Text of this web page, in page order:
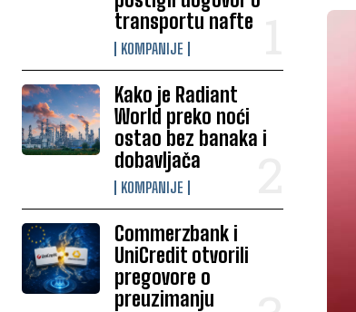
transportu nafte
KOMPANIJE
Kako je Radiant
World preko noći
ostao bez banaka i
dobavljača
KOMPANIJE
Commerzbank i
UniCredit otvorili
pregovore o
preuzimanju